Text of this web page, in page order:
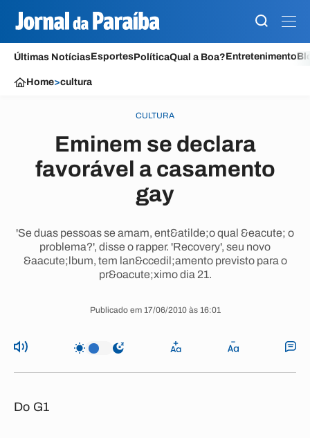
Últimas NotíciasEsportesPolíticaQual a Boa?Entretenimento
Home>cultura
CULTURA
Eminem se declara
favorável a casamento
gay
'Se duas pessoas se amam, ent&atilde;o qual &eacute; o
problema?', disse o rapper. 'Recovery', seu novo
&aacute;lbum, tem lan&ccedil;amento previsto para o
pr&oacute;ximo dia 21.
Publicado em 17/06/2010 às 16:01
Do G1